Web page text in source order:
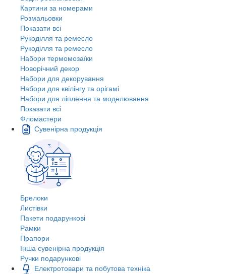
Картини за номерами
Розмальовки
Показати всі
Рукоділля та ремесло
Рукоділля та ремесло
Набори термомозаїки
Новорічний декор
Набори для декорування
Набори для квілінгу та орігамі
Набори для ліплення та моделювання
Показати всі
Фломастери
Сувенірна продукція
Брелоки
Листівки
Пакети подарункові
Рамки
Прапори
Інша сувенірна продукція
Ручки подарункові
Електротовари та побутова техніка